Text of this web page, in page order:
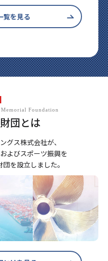
覧を見る
Foundation
団とは
グス株式会社が、
よびスポーツ振興を
を設立しました。